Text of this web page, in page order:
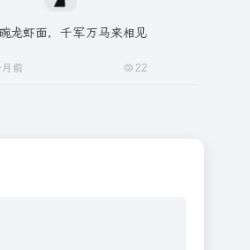
龙虾面，千军万马来相见
前 22